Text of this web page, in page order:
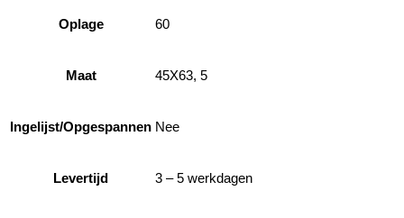
Oplage 60
Maat 45X63, 5
Ingelijst/Opgespannen Nee
Levertijd 3 – 5 werkdagen